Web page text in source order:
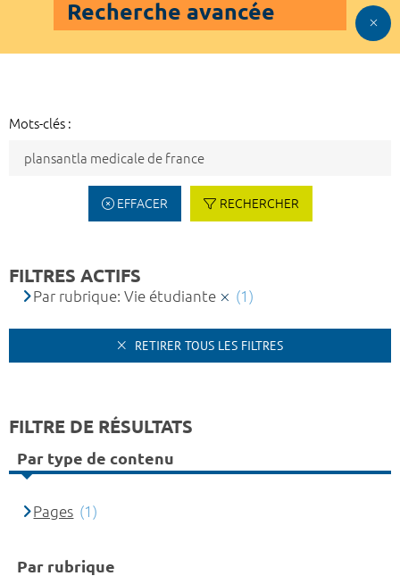
Recherche avancée
Mots-clés :
EFFACER RECHERCHER
FILTRES ACTIFS
Par rubrique: Vie étudiante (1)
RETIRER TOUS LES FILTRES
FILTRE DE RÉSULTATS
Par type de contenu
Pages (1)
Par rubrique